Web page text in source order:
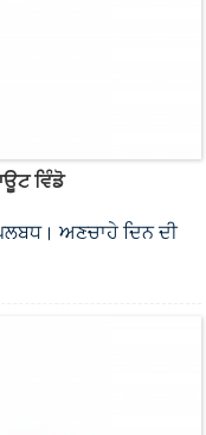
ਵਿੰਡੋ
ਅਣਚਾਹੇ ਦਿਨ ਦੀ
ਸ਼ੇਕਰ ਬਲੈਕਆਊਟ
ਹੋਰ ਬ੍ਰਾਂਡਾਂ ਦੇ